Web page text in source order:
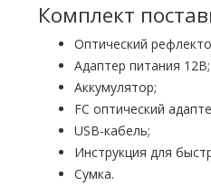
Комплект
Оптический
Адаптер питания 12В;
Аккумулятор;
FC оптический
USB-кабель;
Инструкция для
Сумка.